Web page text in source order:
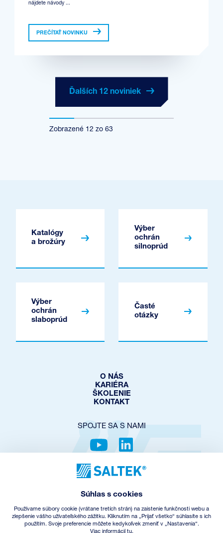
nájdete návody ...
PREČÍTAŤ NOVINKU
Ďalších 12 noviniek
Zobrazené 12 zo63
Katalógy
a brožúry
Výber
ochrán
silnoprúd
Výber
ochrán
slaboprúd
Časté
otázky
O NÁS
KARIÉRA
ŠKOLENIE
KONTAKT
SPOJTE SA S NAMI
OCHRANA SÚKROMIA
NASTAVENIE COOKIES
SPÄTNÝ ODBER EEZ
Súhlas s cookies
Používame súbory cookie (vrátane tretích strán) na zaistenie funkčnosti webu a
zlepšenie vášho užívateľského zážitku. Kliknutím na „Prijať všetko“ súhlasíte s ich
použitím. Svoje preferencie môžete kedykoľvek zmeniť v „Nastavenia“.
Viac informácií tu.